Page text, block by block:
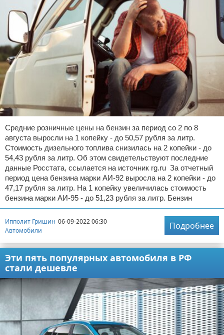
Средние розничные цены на бензин за период со 2 по 8
августа выросли на 1 копейку - до 50,57 рубля за литр.
Стоимость дизельного топлива снизилась на 2 копейки - до
54,43 рубля за литр. Об этом свидетельствуют последние
данные Росстата, ссылается на источник rg.ru За отчетный
период цена бензина марки АИ-92 выросла на 2 копейки - до
47,17 рубля за литр. На 1 копейку увеличилась стоимость
бензина марки АИ-95 - до 51,23 рубля за литр. Бензин
Ипполит Гришин 06-09-2022 06:30
Автомобили
Подробнее
Эти пять популярных автомобиля в РФ
стали дешевле